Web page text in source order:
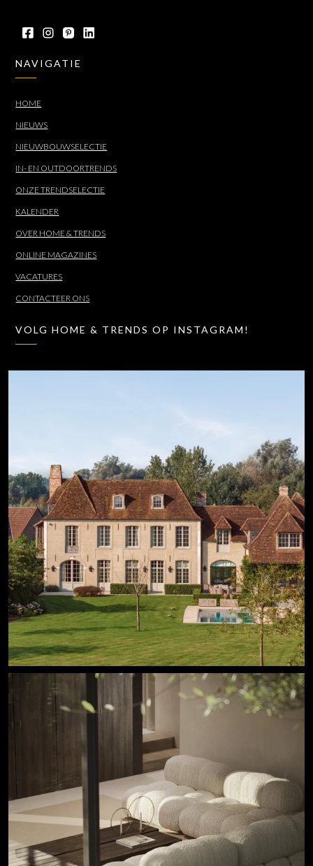
NAVIGATIE
HOME
NIEUWS
NIEUWBOUWSELECTIE
IN- EN OUTDOORTRENDS
ONZE TRENDSELECTIE
KALENDER
OVER HOME & TRENDS
ONLINE MAGAZINES
VACATURES
CONTACTEER ONS
VOLG HOME & TRENDS OP INSTAGRAM!